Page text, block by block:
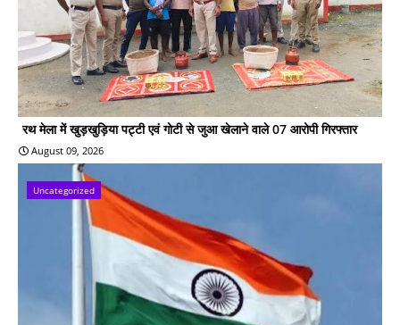
रथ मेला में खुड़खुड़िया पट्टी एवं गोटी से जुआ खेलाने वाले 07 आरोपी गिरफ्तार
August 09, 2026
Uncategorized